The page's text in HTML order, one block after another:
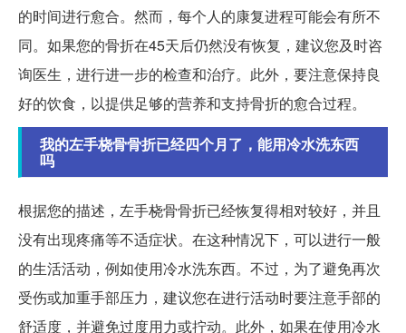
的时间进行愈合。然而，每个人的康复进程可能会有所不
同。如果您的骨折在45天后仍然没有恢复，建议您及时咨
询医生，进行进一步的检查和治疗。此外，要注意保持良
好的饮食，以提供足够的营养和支持骨折的愈合过程。
我的左手桡骨骨折已经四个月了，能用冷水洗东西
吗
根据您的描述，左手桡骨骨折已经恢复得相对较好，并且
没有出现疼痛等不适症状。在这种情况下，可以进行一般
的生活活动，例如使用冷水洗东西。不过，为了避免再次
受伤或加重手部压力，建议您在进行活动时要注意手部的
舒适度，并避免过度用力或拧动。此外，如果在使用冷水